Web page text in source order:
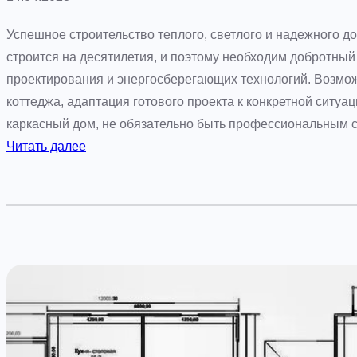
о
в
:
с
о
в
ы
й
Успешное строительство теплого, светлого и надежного
строится на десятилетия, и поэтому необходим
проектирования и энергосберегающих технологий.
коттеджа, адаптация готового проекта к конкретной
каркасный дом, не обязательно быть
Читать далее:
т
н
ы